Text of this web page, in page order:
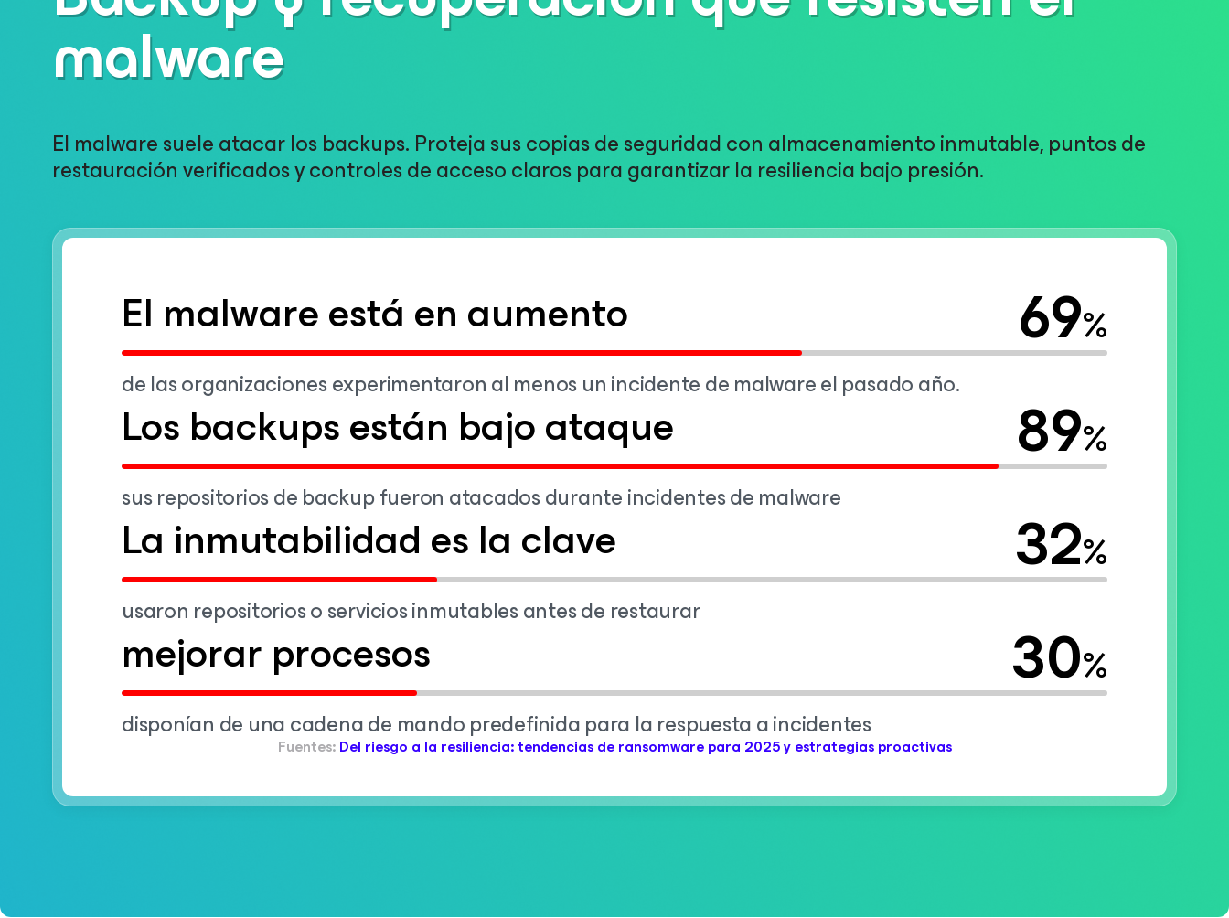
malware
El malware suele atacar los backups. Proteja sus copias de seguridad con almacenamiento inmutable, puntos de
restauración verificados y controles de acceso claros para garantizar la resiliencia bajo presión.
El malware está en aumento 69%
de las organizaciones experimentaron al menos un incidente de malware el pasado año.
Los backups están bajo ataque 89%
sus repositorios de backup fueron atacados durante incidentes de malware
La inmutabilidad es la clave 32%
usaron repositorios o servicios inmutables antes de restaurar
mejorar procesos 30%
disponían de una cadena de mando predefinida para la respuesta a incidentes
Fuentes:Del riesgo a la resiliencia: tendencias de ransomware para 2025 y estrategias proactivas